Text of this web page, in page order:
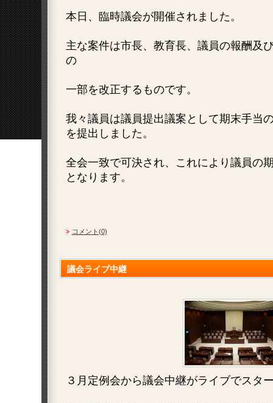
本日、臨時議会が開催されました。
主な案件は市長、教育長、議員の報酬及
の
一部を改正するものです。
我々議員は議員提出議案として期末手当
を提出しました。
全会一致で可決され、これにより議員の
となります。
コメント(0)
議会ライブ中継
３月定例会から議会中継がライブでスタ